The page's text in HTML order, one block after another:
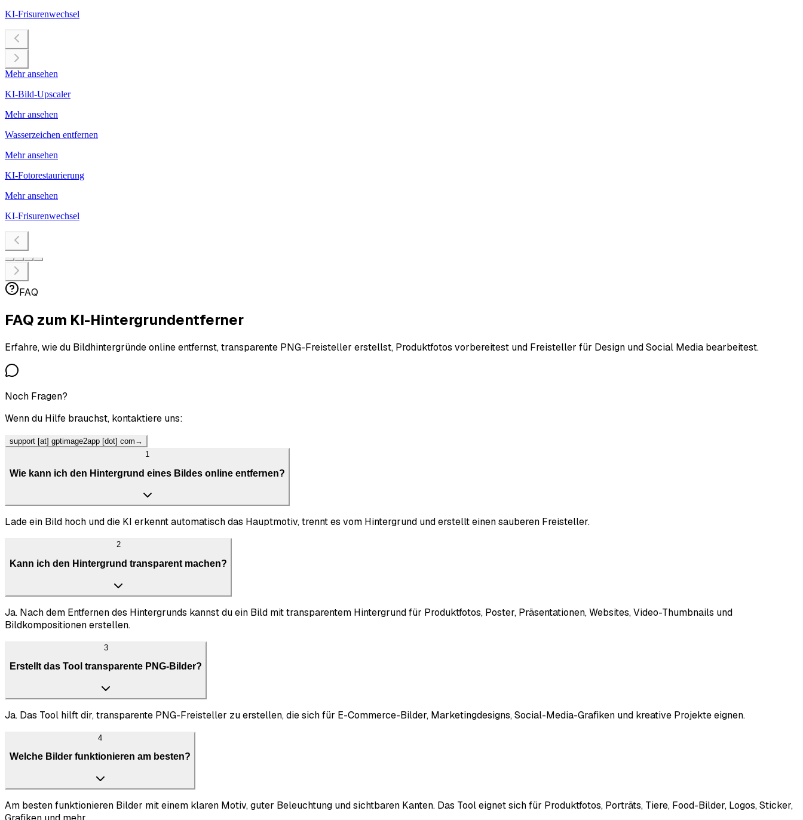
KI-Frisurenwechsel
Mehr ansehen
KI-Bild-Upscaler
Mehr ansehen
Wasserzeichen entfernen
Mehr ansehen
KI-Fotorestaurierung
Mehr ansehen
KI-Frisurenwechsel
FAQ
FAQ zum KI-Hintergrundentferner
Erfahre, wie du Bildhintergründe online entfernst, transparente PNG-Freisteller erstellst, Produktfotos vorbereitest und Freisteller für Design und Social Media bearbeitest.
Noch Fragen?
Wenn du Hilfe brauchst, kontaktiere uns:
support [at] gptimage2app [dot] com →
1
Wie kann ich den Hintergrund eines Bildes online entfernen?
Lade ein Bild hoch und die KI erkennt automatisch das Hauptmotiv, trennt es vom Hintergrund und erstellt einen sauberen Freisteller.
2
Kann ich den Hintergrund transparent machen?
Ja. Nach dem Entfernen des Hintergrunds kannst du ein Bild mit transparentem Hintergrund für Produktfotos, Poster, Präsentationen, Websites, Video-Thumbnails und
Bildkompositionen erstellen.
3
Erstellt das Tool transparente PNG-Bilder?
Ja. Das Tool hilft dir, transparente PNG-Freisteller zu erstellen, die sich für E-Commerce-Bilder, Marketingdesigns, Social-Media-Grafiken und kreative Projekte eignen.
4
Welche Bilder funktionieren am besten?
Am besten funktionieren Bilder mit einem klaren Motiv, guter Beleuchtung und sichtbaren Kanten. Das Tool eignet sich für Produktfotos, Porträts, Tiere, Food-Bilder, Logos, Sticker,